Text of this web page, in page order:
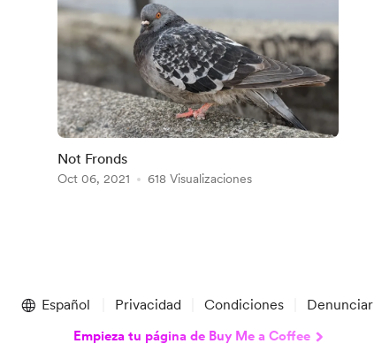
Not Fronds
Oct 06, 2021 618 Visualizaciones
Español Privacidad Condiciones Denunciar
Empieza tu página de Buy Me a Coffee